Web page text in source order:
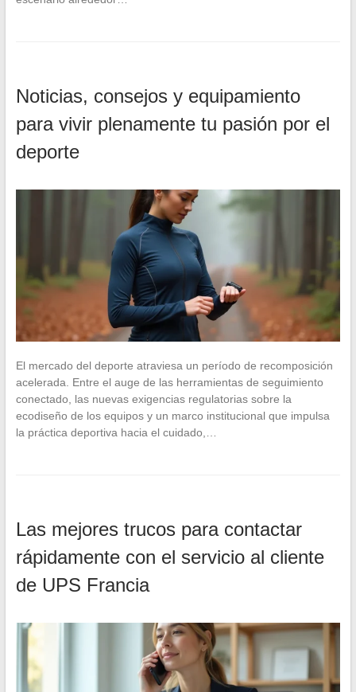
Noticias, consejos y equipamiento
para vivir plenamente tu pasión por el
deporte
El mercado del deporte atraviesa un período de recomposición
acelerada. Entre el auge de las herramientas de seguimiento
conectado, las nuevas exigencias regulatorias sobre la
ecodiseño de los equipos y un marco institucional que impulsa
la práctica deportiva hacia el cuidado,…
Las mejores trucos para contactar
rápidamente con el servicio al cliente
de UPS Francia